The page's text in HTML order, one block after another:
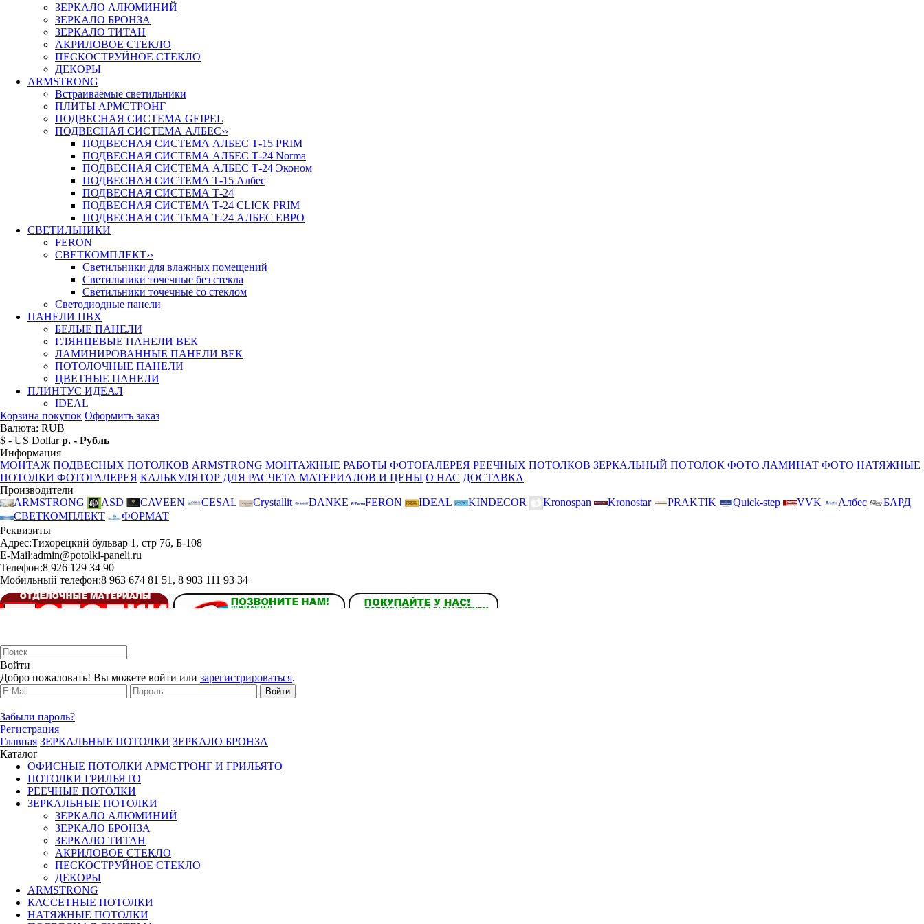
ЗЕРКАЛО АЛЮМИНИЙ
ЗЕРКАЛО БРОНЗА
ЗЕРКАЛО ТИТАН
АКРИЛОВОЕ СТЕКЛО
ПЕСКОСТРУЙНОЕ СТЕКЛО
ДЕКОРЫ
ARMSTRONG
Встраиваемые светильники
ПЛИТЫ АРМСТРОНГ
ПОДВЕСНАЯ СИСТЕМА GEIPEL
ПОДВЕСНАЯ СИСТЕМА АЛБЕС››
ПОДВЕСНАЯ СИСТЕМА АЛБЕС Т-15 PRIM
ПОДВЕСНАЯ СИСТЕМА АЛБЕС Т-24 Norma
ПОДВЕСНАЯ СИСТЕМА АЛБЕС Т-24 Эконом
ПОДВЕСНАЯ СИСТЕМА Т-15 Албес
ПОДВЕСНАЯ СИСТЕМА Т-24
ПОДВЕСНАЯ СИСТЕМА Т-24 CLICK PRIM
ПОДВЕСНАЯ СИСТЕМА Т-24 АЛБЕС ЕВРО
СВЕТИЛЬНИКИ
FERON
СВЕТКОМПЛЕКТ››
Светильники для влажных помещений
Светильники точечные без стекла
Светильники точечные со стеклом
Светодиодные панели
ПАНЕЛИ ПВХ
БЕЛЫЕ ПАНЕЛИ
ГЛЯНЦЕВЫЕ ПАНЕЛИ ВЕК
ЛАМИНИРОВАННЫЕ ПАНЕЛИ ВЕК
ПОТОЛОЧНЫЕ ПАНЕЛИ
ЦВЕТНЫЕ ПАНЕЛИ
ПЛИНТУС ИДЕАЛ
IDEAL
Корзина покупок Оформить заказ
Валюта: RUB
$ - US Dollar р. - Рубль
Информация
МОНТАЖ ПОДВЕСНЫХ ПОТОЛКОВ ARMSTRONG МОНТАЖНЫЕ РАБОТЫ ФОТОГАЛЕРЕЯ РЕЕЧНЫХ ПОТОЛКОВ ЗЕРКАЛЬНЫЙ ПОТОЛОК ФОТО ЛАМИНАТ ФОТО НАТЯЖНЫЕ
ПОТОЛКИ ФОТОГАЛЕРЕЯ КАЛЬКУЛЯТОР ДЛЯ РАСЧЕТА МАТЕРИАЛОВ И ЦЕНЫ О НАС ДОСТАВКА
Производители
ARMSTRONG
ASD CAVEEN CESAL Crystallit DANKE FERON IDEAL KINDECOR Kronospan Kronostar PRAKTIK Quick-step VVK Албес
БАРД
СВЕТКОМПЛЕКТ
ФОРМАТ
Реквизиты
Адрес:Тихорецкий бульвар 1, стр 76, Б-108
E-Mail:admin@potolki-paneli.ru
Телефон:8 926 129 34 90
Мобильный телефон:8 963 674 81 51, 8 903 111 93 34
Войти
Добро пожаловать! Вы можете войти или зарегистрироваться.
Забыли пароль?
Регистрация
Главная ЗЕРКАЛЬНЫЕ ПОТОЛКИ ЗЕРКАЛО БРОНЗА
Каталог
ОФИСНЫЕ ПОТОЛКИ АРМСТРОНГ И ГРИЛЬЯТО
ПОТОЛКИ ГРИЛЬЯТО
РЕЕЧНЫЕ ПОТОЛКИ
ЗЕРКАЛЬНЫЕ ПОТОЛКИ
ЗЕРКАЛО АЛЮМИНИЙ
ЗЕРКАЛО БРОНЗА
ЗЕРКАЛО ТИТАН
АКРИЛОВОЕ СТЕКЛО
ПЕСКОСТРУЙНОЕ СТЕКЛО
ДЕКОРЫ
ARMSTRONG
КАССЕТНЫЕ ПОТОЛКИ
НАТЯЖНЫЕ ПОТОЛКИ